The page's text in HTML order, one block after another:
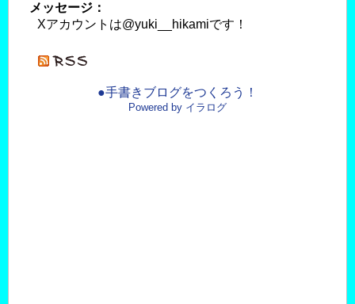
メッセージ：
Xアカウントは@yuki__hikamiです！
●手書きブログをつくろう！
Powered by イラログ